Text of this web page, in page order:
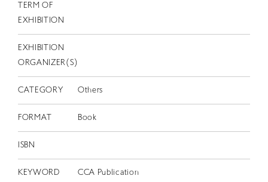
TERM OF
EXHIBITION
EXHIBITION
ORGANIZER(S)
CATEGORY Others
FORMAT Book
ISBN
KEYWORD CCA Publication